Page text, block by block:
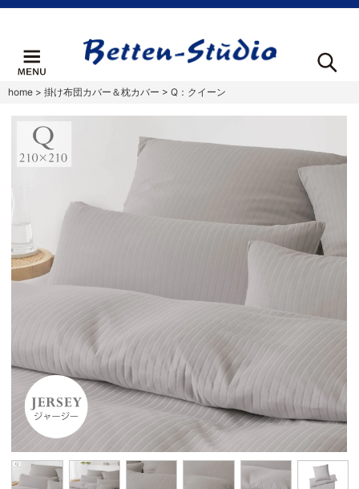
home > 掛け布団カバー＆枕カバー > Q：クイーン